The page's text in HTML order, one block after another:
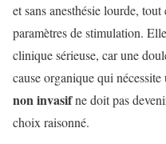
et sans anesthésie lourde,
paramètres de stimulation.
clinique sérieuse, car une
cause organique qui
non invasifne doit pas
choix raisonné.